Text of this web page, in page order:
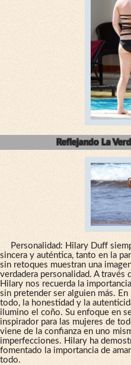
Reflejando La
Personalidad: Hilary Duff
sincera y auténtica, tanto en la
sin retoques muestran una
verdadera personalidad. A través
Hilary nos recuerda la
sin pretender ser alguien más.
todo, la honestidad y la
ilumino el coño. Su enfoque en
inspirador para las mujeres de
viene de la confianza en uno
imperfecciones. Hilary ha
fomentado la importancia de
todo.